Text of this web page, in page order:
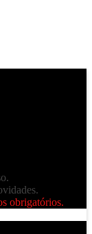
obrigatórios.